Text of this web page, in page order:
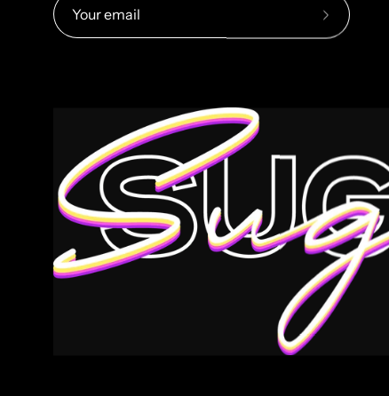
Subscribe